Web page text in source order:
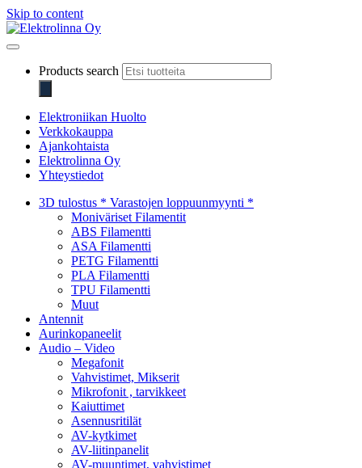
Skip to content
Products search
Elektroniikan Huolto
Verkkokauppa
Ajankohtaista
Elektrolinna Oy
Yhteystiedot
3D tulostus * Varastojen loppuunmyynti *
Moniväriset Filamentit
ABS Filamentti
ASA Filamentti
PETG Filamentti
PLA Filamentti
TPU Filamentti
Muut
Antennit
Aurinkopaneelit
Audio – Video
Megafonit
Vahvistimet, Mikserit
Mikrofonit , tarvikkeet
Kaiuttimet
Asennusritilät
AV-kytkimet
AV-liitinpanelit
AV-muuntimet, vahvistimet